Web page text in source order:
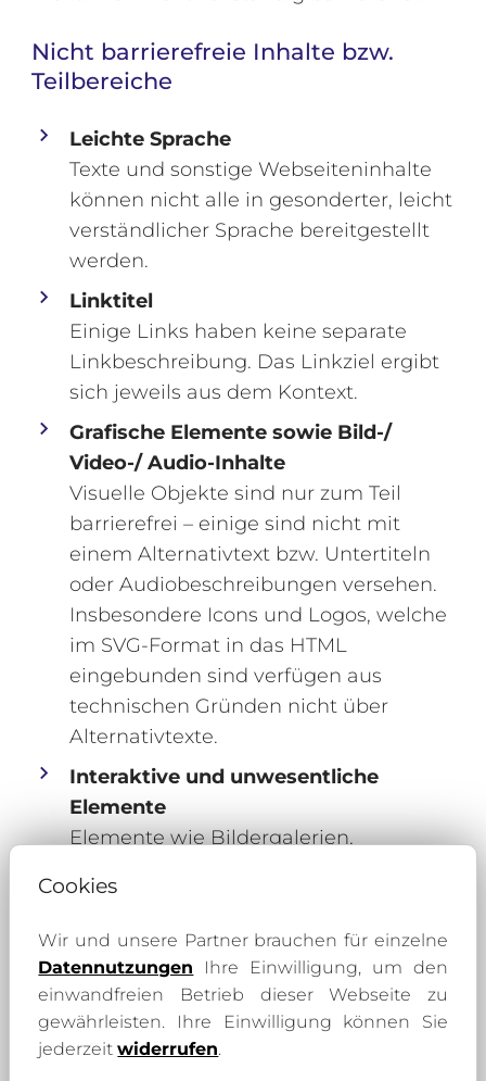
Nicht barrierefreie Inhalte bzw.
Teilbereiche
Leichte Sprache
Texte und sonstige Webseiteninhalte
können nicht alle in gesonderter, leicht
verständlicher Sprache bereitgestellt
werden.
Linktitel
Einige Links haben keine separate
Linkbeschreibung. Das Linkziel ergibt
sich jeweils aus dem Kontext.
Grafische Elemente sowie Bild-/
Video-/ Audio-Inhalte
Visuelle Objekte sind nur zum Teil
barrierefrei – einige sind nicht mit
einem Alternativtext bzw. Untertiteln
oder Audiobeschreibungen versehen.
Insbesondere Icons und Logos, welche
im SVG-Format in das HTML
eingebunden sind verfügen aus
technischen Gründen nicht über
Alternativtexte.
Interaktive und unwesentliche
Elemente
Elemente wie Bildergalerien,
oder rein dekorative
Gestaltungselemente sind nur
teilweise barrierefrei nutzbar.
PDF- und sonstige Dokumente
Dokumente (z.B. PDF), welche über
die Webseite bereitgestellt bzw.
Cookies
Wir und unsere Partner brauchen für einzelne
Datennutzungen Ihre Einwilligung, um den
einwandfreien Betrieb dieser Webseite zu
gewährleisten. Ihre Einwilligung können Sie
jederzeitwiderrufen.